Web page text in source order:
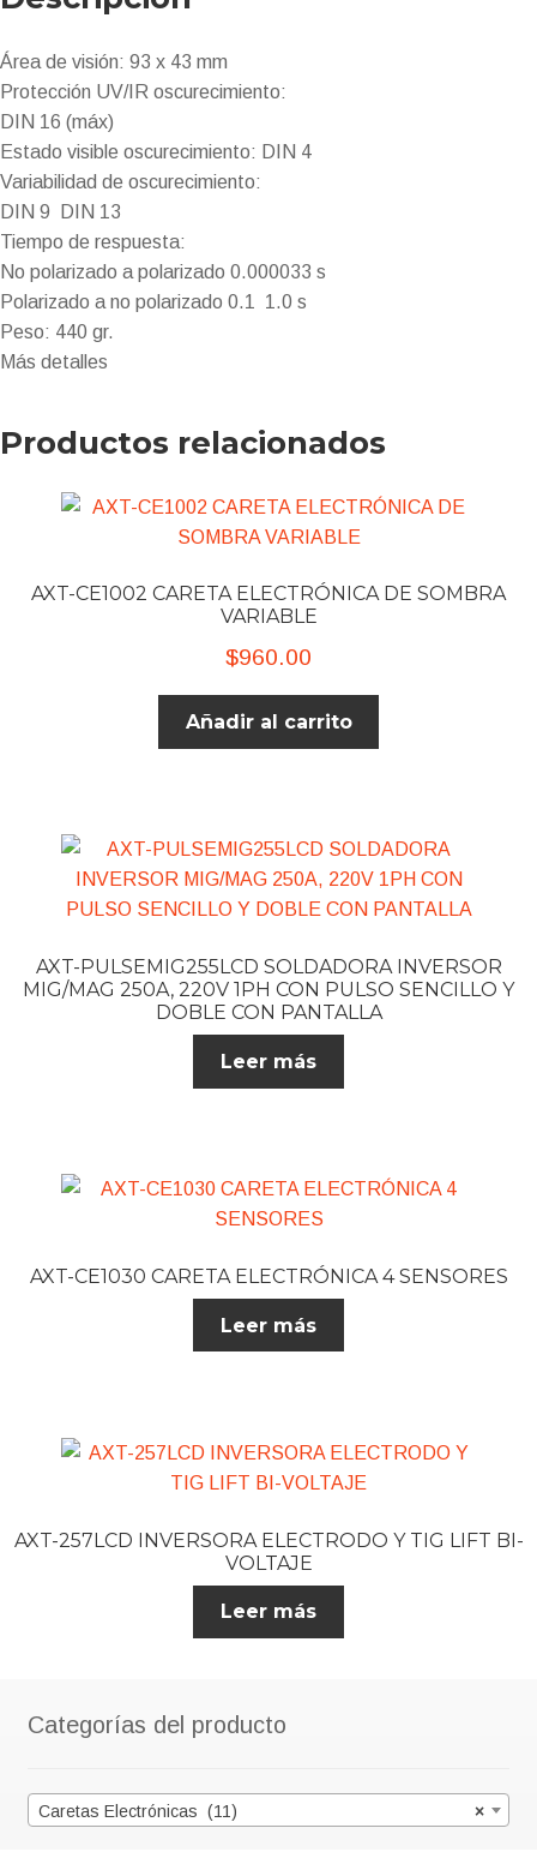
Área de visión: 93 x 43 mm
Protección UV/IR oscurecimiento:
DIN 16 (máx)
Estado visible oscurecimiento: DIN 4
Variabilidad de oscurecimiento:
DIN 9  DIN 13
Tiempo de respuesta:
No polarizado a polarizado 0.000033 s
Polarizado a no polarizado 0.1  1.0 s
Peso: 440 gr.
Más detalles
Productos relacionados
AXT-CE1002 CARETA ELECTRÓNICA DE SOMBRA
VARIABLE
$960.00
Añadir al carrito
AXT-PULSEMIG255LCD SOLDADORA INVERSOR
MIG/MAG 250A, 220V 1PH CON PULSO SENCILLO Y
DOBLE CON PANTALLA
Leer más
AXT-CE1030 CARETA ELECTRÓNICA 4 SENSORES
Leer más
AXT-257LCD INVERSORA ELECTRODO ​Y TIG LIFT BI-
VOLTAJE
Leer más
Categorías del producto
×
Caretas Electrónicas (11)